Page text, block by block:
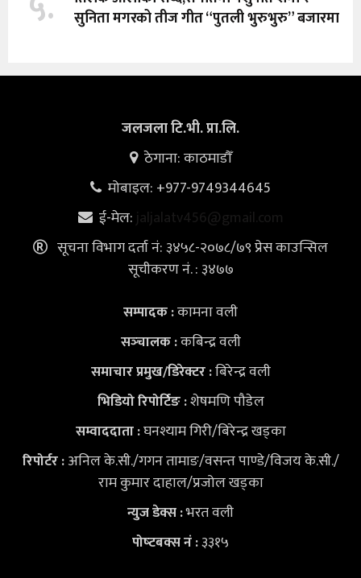
सुनिता मगरको तीज गीत “पुतली भुरुभुरु” बजारमा
जलजला टि.भी. प्रा.लि.
ठेगाना: काठमाडौँ
मोबाइल: +977-9749344645
ई-मेल: jaljalatv456@gmail.com
सूचना विभाग दर्ता नं: ३४५८-२०७८/७९ प्रेस काउन्सिल
सूचीकरण नं. : ३४७७
सम्पादक :कामना वली
सञ्‍चालक :कबिन्द्र वली
समाचार प्रमुख/डिरेक्टर :बिरेन्द्र वली
भिडियोरिपोर्टिङ :शेषमणि पौडेल
सम्वाददाता :घनश्याम गिरी/बिरेन्द्र खड्का
रिपोर्टर :अनिल के.सी./गगन तामाङ/वसन्त पाण्डे/विजय के.सी./
राम कुमार दाहाल/प्रजोल खड्का
न्युज डेक्स:भरत वली
पोष्‍टबक्स नं :३३१५